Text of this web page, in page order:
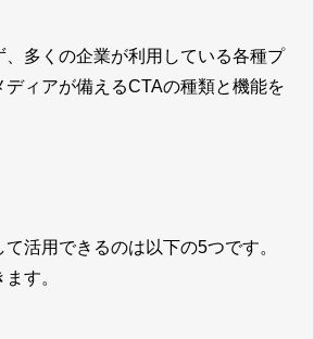
、多くの企業が利用している各種プ
ディアが備えるCTAの種類と機能を
活用できるのは以下の5つです。
す。